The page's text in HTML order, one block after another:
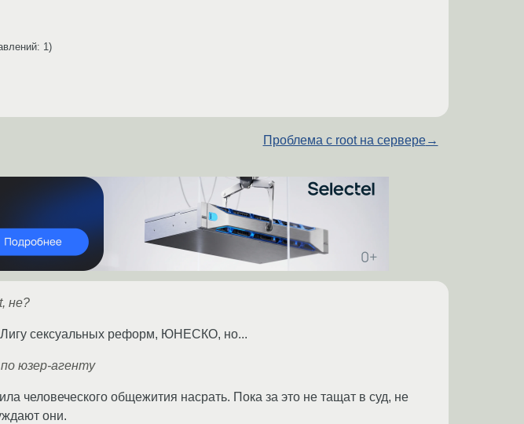
1)
Проблема с root на сервере→
не?
сексуальных реформ, ЮНЕСКО, но...
юзер-агенту
человеческого общежития насрать. Пока за это не тащат в суд, не
они.